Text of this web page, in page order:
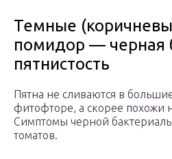
Темные
помидор — черная
пятнистость
Пятна не сливаются в
фитофторе, а скорее похожи
Симптомы черной
томатов.